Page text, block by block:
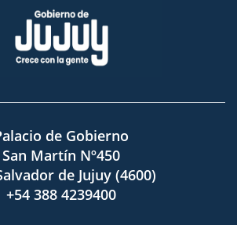
de Gobierno
San Martín Nº450
de Jujuy (4600)
+54 388 4239400